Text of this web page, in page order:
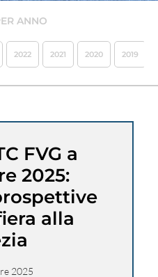
ANNO
2022 2021 2020 2019
FVG a
2025:
alla
2025